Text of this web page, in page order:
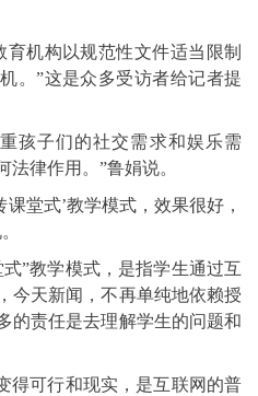
机构以规范性文件适当限制
。”这是众多受访者给记者提
子们的社交需求和娱乐需
律作用。”鲁娟说。
堂式’教学模式，效果很好，
教学模式，是指学生通过互
今天新闻，不再单纯地依赖授
的责任是去理解学生的问题和
可行和现实，是互联网的普